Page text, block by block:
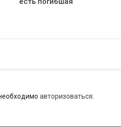
авторизоваться